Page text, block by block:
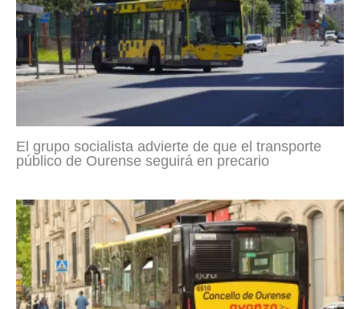
El grupo socialista advierte de que el transporte
público de Ourense seguirá en precario